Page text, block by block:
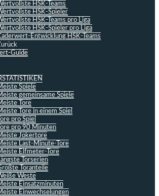
HSK-Teams
HSK-Spieler
HSK-Teams pro Liga
HSK-Spieler pro Liga
Entwicklung HSK-Teams
Guide
Spiele
gemeinsame Spiele
Tore
Tore in einem Spiel
Tore pro Spiel
Tore pro 90 Minuten
Jokertore
Last-Minute-Tore
Elfmeter-Tore
Torserien
Toranteile
Weste
Einsatzminuten
Einwechselungen